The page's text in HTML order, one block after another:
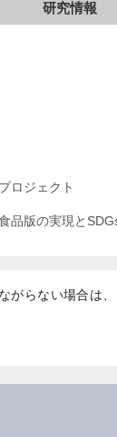
研究情報
ロジェクト
品版の実現と
がらない場合は